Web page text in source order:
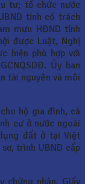
tư; tổ chức nước
tỉnh có trách
mưu HĐND tỉnh
được Luật, Nghị
hiện phù hợp với
Ủy ban
tài nguyên và môi
hộ gia đình, cá
cư ở nước ngoài
đất ở tại Việt
trình UBND cấp